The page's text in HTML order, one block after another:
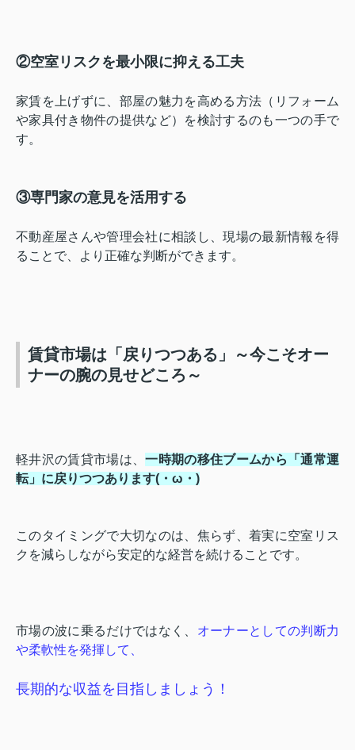
②空室リスクを最小限に抑える工夫
家賃を上げずに、部屋の魅力を高める方法（リフォーム
や家具付き物件の提供など）を検討するのも一つの手で
す。
③専門家の意見を活用する
不動産屋さんや管理会社に相談し、現場の最新情報を得
ることで、より正確な判断ができます。
賃貸市場は「戻りつつある」～今こそオー
ナーの腕の見せどころ～
軽井沢の賃貸市場は、一時期の移住ブームから「通常運
転」に戻りつつあります(・ω・)
このタイミングで大切なのは、焦らず、着実に空室リス
クを減らしながら安定的な経営を続けることです。
市場の波に乗るだけではなく、 オーナーとしての判断力
や柔軟性を発揮して、
長期的な収益を目指しましょう！